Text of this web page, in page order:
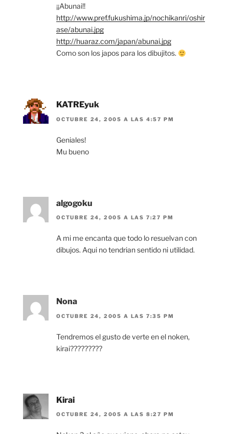
¡¡Abunai!!
http://www.pref.fukushima.jp/nochikanri/oshir
ase/abunai.jpg
http://huaraz.com/japan/abunai.jpg
Como son los japos para los dibujitos.
KATREyuk
OCTUBRE 24, 2005 A LAS 4:57 PM
Geniales!
Mu bueno
algogoku
OCTUBRE 24, 2005 A LAS 7:27 PM
A mi me encanta que todo lo resuelvan con
dibujos. Aqui no tendrian sentido ni utilidad.
Nona
OCTUBRE 24, 2005 A LAS 7:35 PM
Tendremos el gusto de verte en el noken,
kirai?????????
Kirai
OCTUBRE 24, 2005 A LAS 8:27 PM